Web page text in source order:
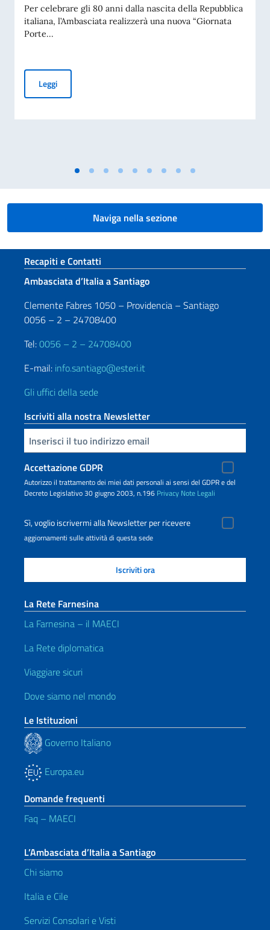
Per celebrare gli 80 anni dalla nascita della Repubblica
italiana, l’Ambasciata realizzerà una nuova “Giornata
Porte...
LeggiLUNEDÌ 1° GIUGNO 2026 – GIORNATA PORTE APERTE
Naviga nella sezione
Sezione footer
Recapiti e Contatti
Ambasciata d’Italia a Santiago
Clemente Fabres 1050 – Providencia – Santiago
0056 – 2 – 24708400
Tel:0056 – 2 – 24708400
E-mail: info.santiago@esteri.it
Gli uffici della sede
Iscriviti alla nostra Newsletter
Inserisci la tua email
Accettazione GDPR
Autorizzo il trattamento dei miei dati personali ai sensi del GDPR e del
Decreto Legislativo 30 giugno 2003, n.196 Privacy Note Legali
Sì, voglio iscrivermi alla Newsletter per ricevere
aggiornamenti sulle attività di questa sede
La Rete Farnesina
La Farnesina – il MAECI
La Rete diplomatica
Viaggiare sicuri
Dove siamo nel mondo
Le Istituzioni
Governo Italiano
Europa.eu
Domande frequenti
Faq – MAECI
L’Ambasciata d’Italia a Santiago
Chi siamo
Italia e Cile
Servizi Consolari e Visti